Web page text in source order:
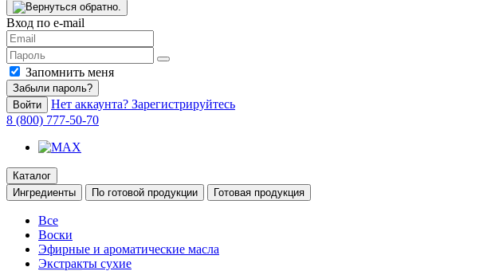
Вход по e-mail
Запомнить меня
Забыли пароль?
Войти
Нет аккаунта? Зарегистрируйтесь
8 (800) 777-50-70
Каталог
Ингредиенты
По готовой продукции Готовая продукция
Все
Воски
Эфирные и ароматические масла
Экстракты сухие